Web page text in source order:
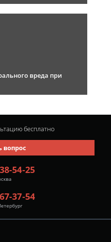
вреда при
54-25
37-54
вопрос
бесплатно